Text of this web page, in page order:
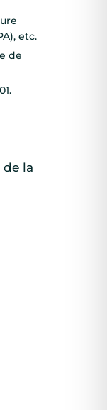
etc.
de
de la